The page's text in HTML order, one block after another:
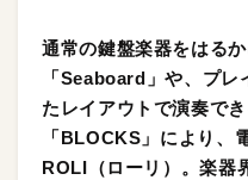
通常の鍵盤楽器をはる
「Seaboard」や、プ
たレイアウトで演奏で
「BLOCKS」により、
ROLI（ローリ）。楽器